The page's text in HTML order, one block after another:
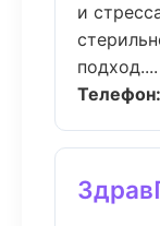
и
подход....
Телефон: